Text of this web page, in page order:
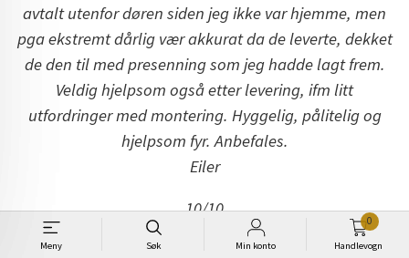
Meny Søk Min konto Handlevogn
0
avtalt utenfor døren siden jeg ikke var hjemme, men
pga ekstremt dårlig vær akkurat da de leverte, dekket
de den til med presenning som jeg hadde lagt frem.
Veldig hjelpsom også etter levering, ifm litt
utfordringer med montering. Hyggelig, pålitelig og
hjelpsom fyr. Anbefales.
Eiler
10/10
Kjøpte sittesykkel levert på døren som ble bært opp av